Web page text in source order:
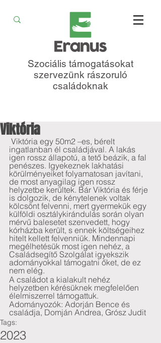
Szociális támogatásokat
szervezünk rászoruló
családoknak
Viktória
ingatlanban él családjával. A lakás
igen rossz állapotú, a tető beázik, a fal
penészes. Igyekeznek lakhatási
körülményeiket folyamatosan javítani,
de most anyagilag igen rossz
helyzetbe kerültek. Bár Viktória és férje
is dolgozik, de kénytelenek voltak
kölcsönt felvenni, mert gyermekük egy
külföldi osztálykirándulás során olyan
mérvű balesetet szenvedett, hogy
kórházba került, s ennek költségeihez
hitelt kellett felvenniük. Mindennapi
megélhetésük most igen nehéz, a
Családsegítő Szolgálat igyekszik
adományokkal támogatni őket, de ez
nem elég.
A családot a kialakult nehéz
helyzetben kérésüknek megfelelően
élelmiszerrel támogattuk.
Adományozók: Adorján Bence és
családja, Domján Andrea, Grósz Judit
Tags:
2023